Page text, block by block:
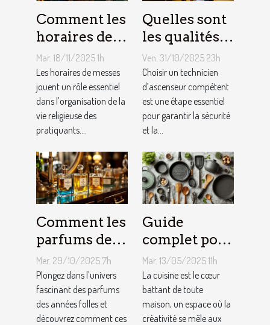
Comment les
horaires de
messes
facilitent la
vie des
pratiquants ?
Mar. 18/11/2025 1h
Les horaires de messes
jouent un rôle essentiel
dans l'organisation de la
vie religieuse des
pratiquants....
Quelles sont
les qualités à
rechercher
chez un
technicien
d’ascenseur ?
Ven. 31/10/2025 23h
Choisir un technicien
d’ascenseur compétent
est une étape essentiel
pour garantir la sécurité
et la...
Comment les
parfums des
années folles
influencent-
ils la mode
moderne ?
Mer. 29/10/2025 7h
Plongez dans l’univers
fascinant des parfums
des années folles et
découvrez comment ces
Guide
complet pour
choisir le
meilleur
équipement
de cuisine
Mar. 13/05/2025 11h
La cuisine est le cœur
battant de toute
maison, un espace où la
créativité se mêle aux